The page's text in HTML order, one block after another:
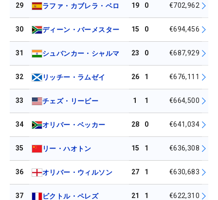
29 ラファ・カブレラ・ベロ 19 0 €702,962
30 ディーン・バーメスター 15 0 €694,456
31 シュバンカー・シャルマ 23 0 €687,929
32 リッチー・ラムゼイ 26 1 €676,111
33 チェズ・リービー 1 1 €664,500
34 オリバー・ベッカー 28 0 €641,034
35 リー・ハオトン 15 1 €636,308
36 オリバー・ウィルソン 27 1 €630,683
37 ビクトル・ペレズ 21 1 €622,310